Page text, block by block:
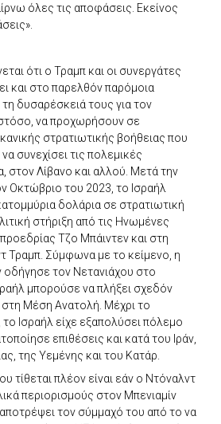
όλες τις αποφάσεις. Εκείνος
ότι ο Τραμπ και οι συνεργάτες
και στο παρελθόν παρόμοια
δυσαρέσκειά τους για τον
να προχωρήσουν σε
στρατιωτικής βοήθειας που
συνεχίσει τις πολεμικές
στον Λίβανο και αλλού. Μετά την
Οκτώβριο του 2023, το Ισραήλ
δολάρια σε στρατιωτική
στήριξη από τις Ηνωμένες
προεδρίας Τζο Μπάιντεν και στη
Τραμπ. Σύμφωνα με το κείμενο, η
οδήγησε τον Νετανιάχου στο
μπορούσε να πλήξει σχεδόν
Μέση Ανατολή. Μέχρι το
Ισραήλ είχε εξαπολύσει πόλεμο
επιθέσεις και κατά του Ιράν,
της Υεμένης και του Κατάρ.
τίθεται πλέον είναι εάν ο Ντόναλντ
περιορισμούς στον Μπενιαμίν
τον σύμμαχό του από το να